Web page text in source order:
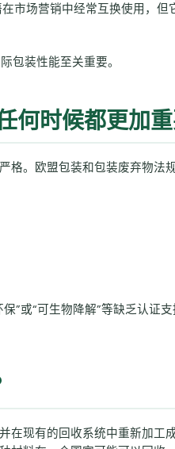
市场营销中经常互换使用，
包装性能至关重要。
何时候都更加
格。欧盟包装和包装废弃物法
”或“可生物降解”等缺乏认证
在现有的回收系统中重新加工